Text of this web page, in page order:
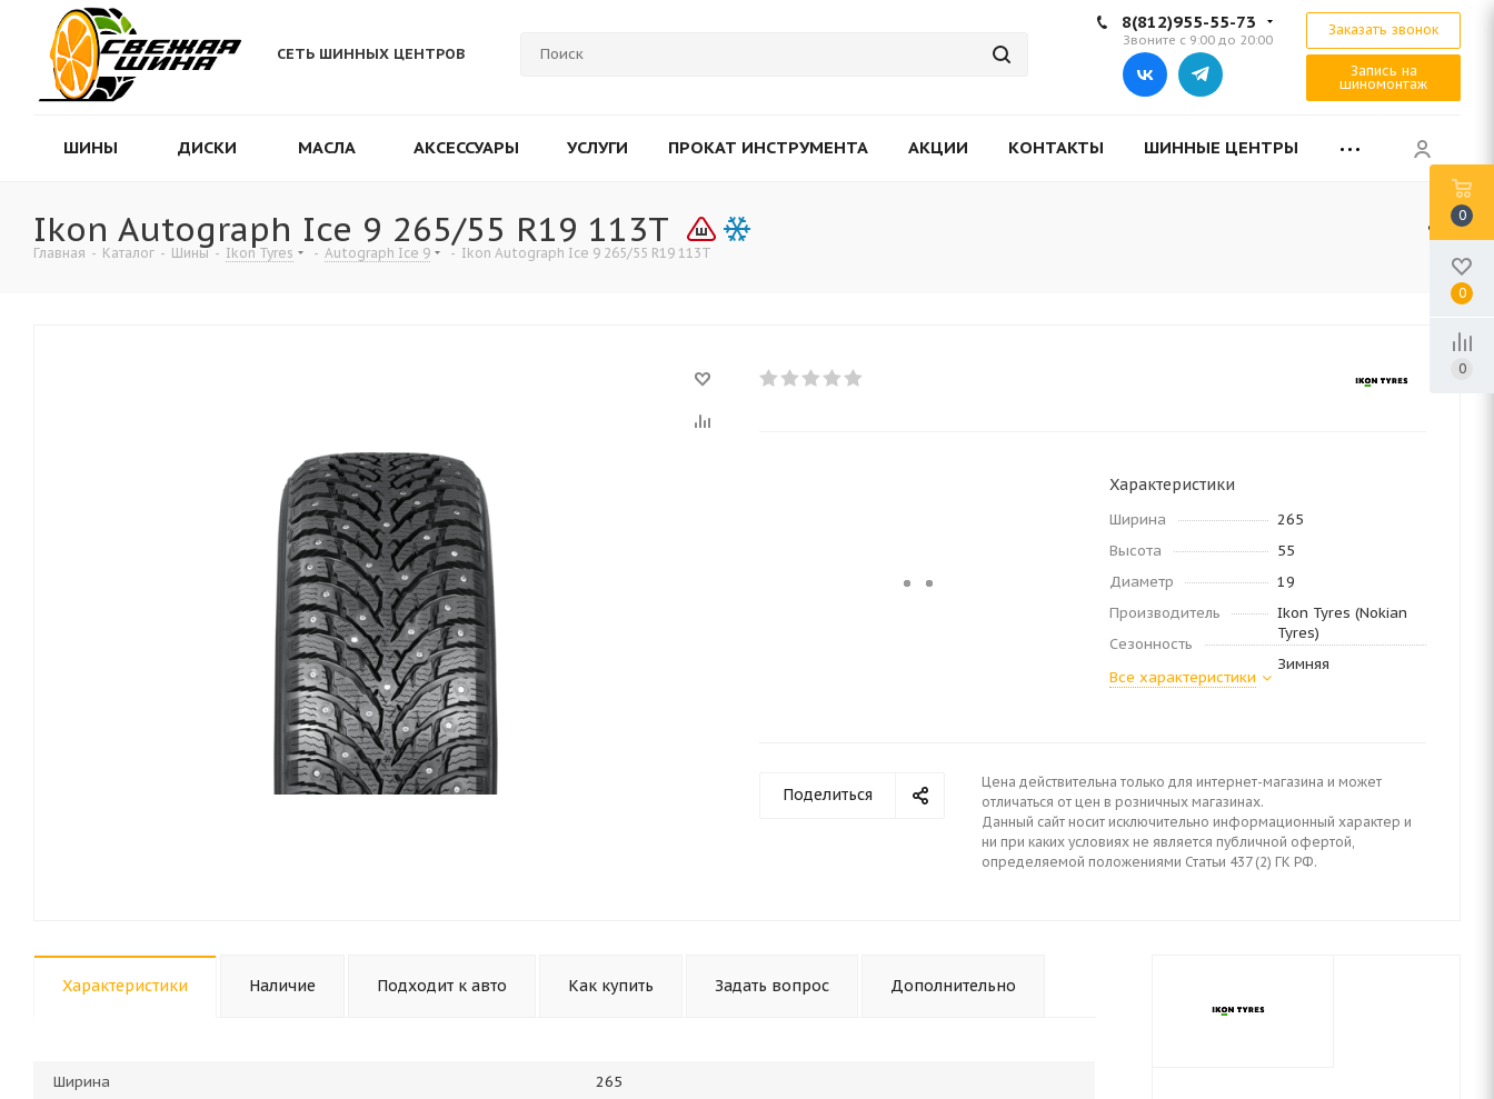
СЕТЬ ШИННЫХ ЦЕНТРОВ
8(812)955-55-73
Звоните с 9:00 до 20:00
Заказать звонок
Запись на
шиномонтаж
ШИНЫ ДИСКИ МАСЛА АКСЕССУАРЫ УСЛУГИ ПРОКАТ ИНСТРУМЕНТА АКЦИИ КОНТАКТЫ ШИННЫЕ ЦЕНТРЫ
Ikon Autograph Ice 9 265/55 R19 113T
Главная - Каталог - Шины - Ikon Tyres - Autograph Ice 9 - Ikon Autograph Ice 9 265/55 R19 113T
Характеристики
Ширина
265
Высота
55
Диаметр
19
Производитель
Ikon Tyres (Nokian
Tyres)
Сезонность
Зимняя
Все характеристики
Поделиться
Цена действительна только для интернет-магазина и может
отличаться от цен в розничных магазинах.
Данный сайт носит исключительно информационный характер и
ни при каких условиях не является публичной офертой,
определяемой положениями Статьи 437 (2) ГК РФ.
Характеристики Наличие Подходит к авто Как купить Задать вопрос Дополнительно
Ширина 265
0
0
0